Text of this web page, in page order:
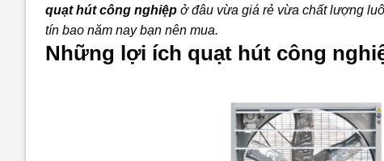
quạt hút công nghiệp ở đâu vừa giá rẻ vừa chất lượng
tín bao năm nay bạn nên mua.
Những lợi ích quạt hút công